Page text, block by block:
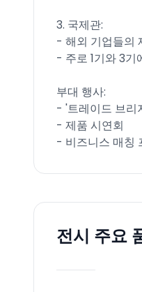
3. 국제관:
- 해외 기업들의
- 주로 1기와 3기
부대 행사:
- '트레이드 브리
- 제품 시연회
- 비즈니스 매칭
전시 주요